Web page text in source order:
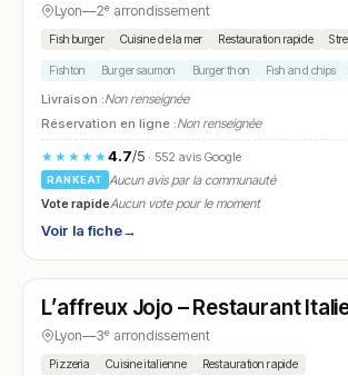
Lyon—2ᵉ arrondissement
Fish burger Cuisine de la mer Restauration rapide
Fishton Burger saumon Burger thon Fish and chips
Livraison :Non renseignée
Réservation en ligne :Non renseignée
★★★★★4.7/5· 552 avis Google
RANKEAT
Aucun avis par la communauté
Vote rapideAucun vote pour le moment
Voir la fiche→
N° 20
L’affreux Jojo – Restaurant
Lyon—3ᵉ arrondissement
Pizzeria Cuisine italienne Restauration rapide